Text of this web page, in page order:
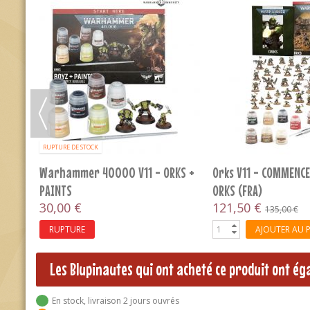
Marines V11 - COMMENCER
LES SPACE MARINES (FRA)
135,00 €
AJOUTER AU PANIER
Warhammer 40000 V11 -
PATROL: ZONE DE BATAILLE
135,00 €
AJOUTER AU PANIER
Les Blupinautes qui ont acheté ce produit ont
En stock, livraison 2 jours ouvrés